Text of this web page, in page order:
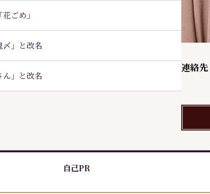
連絡先
ごめ」
」と改名
」と改名
自己PR